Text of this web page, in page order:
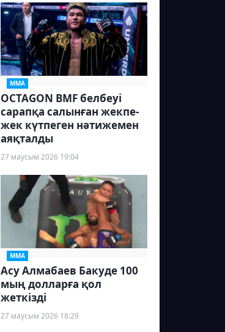
ММА
OCTAGON BMF белбеуі
сарапқа салынған жекпе-
жек күтпеген нәтижемен
аяқталды
27 маусым 2026 19:04
ММА
Асу Алмабаев Бакуде 100
мың долларға қол
жеткізді
27 маусым 2026 18:29